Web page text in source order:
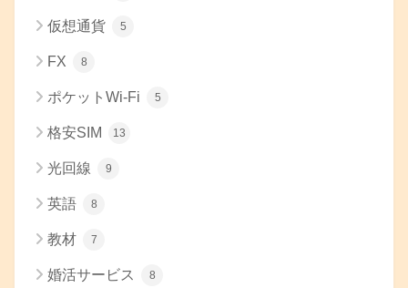
仮想通貨 5
FX 8
ポケットWi-Fi 5
格安SIM 13
光回線 9
英語 8
教材 7
婚活サービス 8